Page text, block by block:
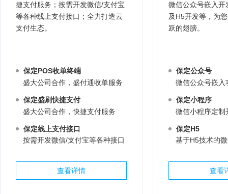
捷支付服务；按需开发微信/支付宝
等各种线上支付接口；全力打造云
支付生态。
保定POS收单终端
盛大公司合作，盛付通收单服务
保定盛刷快捷支付
盛大公司合作，快捷支付服务
保定线上支付接口
按需开发微信/支付宝等各种接口
查看详情
微信公众号嵌入开
及H5开发等，为
跃的翅膀。
保定公众号
微信公众号嵌入
保定小程序
微信小程序定制
保定H5
基于H5技术的
查看